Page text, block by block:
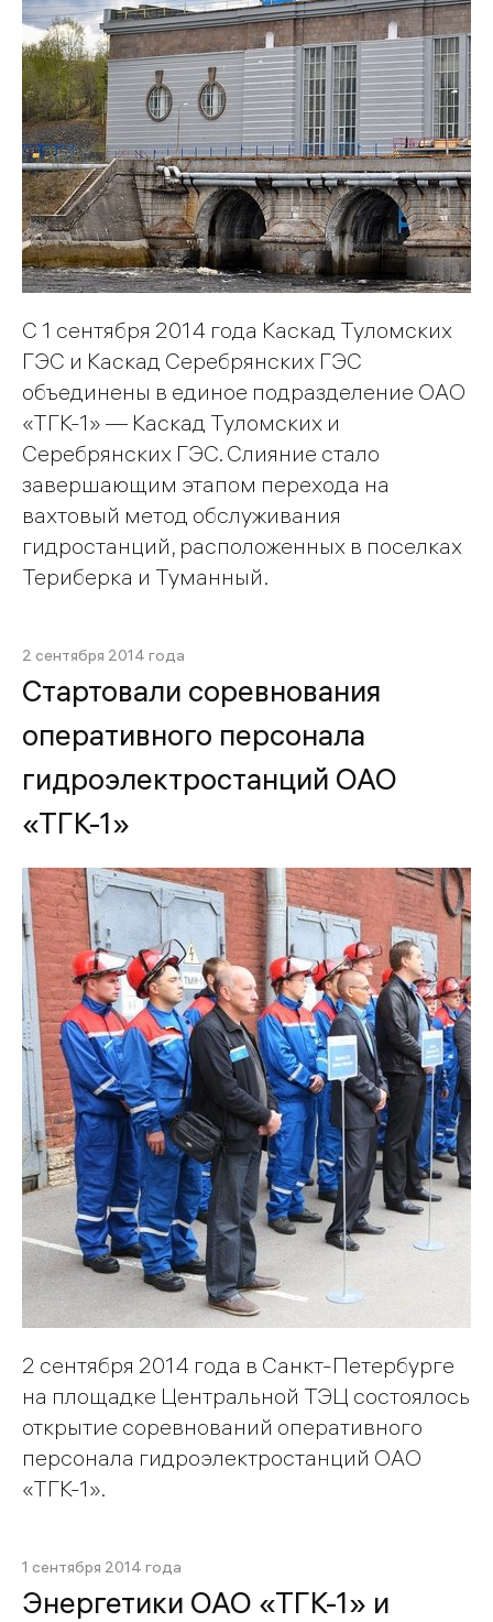
С 1 сентября 2014 года Каскад Туломских
ГЭС и Каскад Серебрянских ГЭС
объединены в единое подразделение ОАО
«ТГК-1» — Каскад Туломских и
Серебрянских ГЭС. Слияние стало
завершающим этапом перехода на
вахтовый метод обслуживания
гидростанций, расположенных в поселках
Териберка и Туманный.
2 сентября 2014 года
Стартовали соревнования
оперативного персонала
гидроэлектростанций ОАО
«ТГК-1»
2 сентября 2014 года в Санкт-Петербурге
на площадке Центральной ТЭЦ состоялось
открытие соревнований оперативного
персонала гидроэлектростанций ОАО
«ТГК-1».
1 сентября 2014 года
Энергетики ОАО «ТГК-1» и